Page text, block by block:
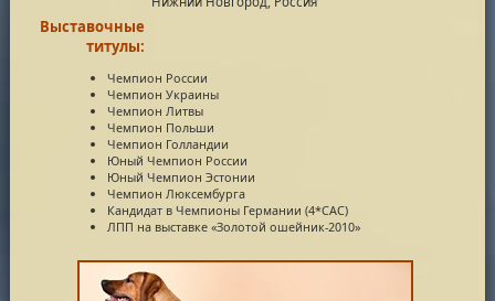
Выставочные
титулы:
Чемпион России
Чемпион Украины
Чемпион Литвы
Чемпион Польши
Чемпион Голландии
Юный Чемпион России
Юный Чемпион Эстонии
Чемпион Люксембурга
Кандидат в Чемпионы Германии (4*САС)
ЛПП на выставке «Золотой ошейник-2010»